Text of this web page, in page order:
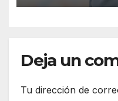
Deja un
Tu dirección de